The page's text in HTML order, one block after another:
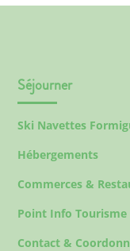
Séjourner
Ski Navettes
Hébergements
Commerces &
Point Info Tourisme
Contact &